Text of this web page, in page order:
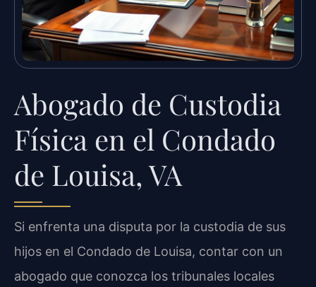
Abogado de Custodia
Física en el Condado
de Louisa, VA
Si enfrenta una disputa por la custodia de sus
hijos en el Condado de Louisa, contar con un
abogado que conozca los tribunales locales